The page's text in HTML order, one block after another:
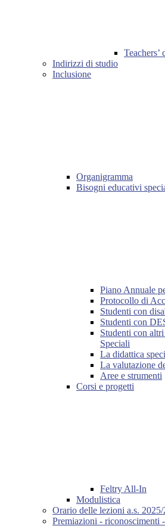
Teachers’
Indirizzi di studio
Inclusione
Organigramma
Bisogni educativi
Piano Annuale
Protocollo di
Studenti con
Studenti con
Studenti con
Speciali
La didattica
La valutazione
Aree e strumenti
Corsi e progetti
Feltry All-In
Modulistica
Orario delle lezioni a.s. 2025/
Premiazioni - riconoscimenti